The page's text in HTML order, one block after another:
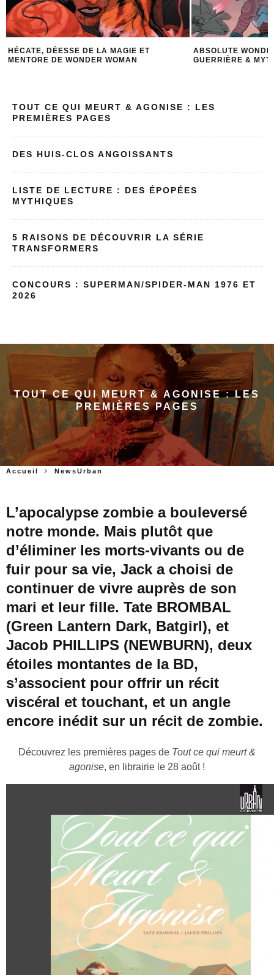
LA MAGIE ET
WOMAN
ABSOLUTE WONDER WOMAN :
GUERRIÈRE & MYTHOLOGIE GRECQUE
TOUT CE QUI MEURT & AGONISE : LES
PREMIÈRES PAGES
DES HUIS-CLOS ANGOISSANTS
LISTE DE LECTURE : DES ÉPOPÉES
MYTHIQUES
5 RAISONS DE DÉCOUVRIR LA SÉRIE
TRANSFORMERS
CONCOURS : SUPERMAN/SPIDER-MAN 1976 ET
2026
TOUT CE QUI MEURT & AGONISE : LES
PREMIÈRES PAGES
Accueil NewsUrban
L’apocalypse zombie a bouleversé
notre monde. Mais plutôt que
d’éliminer les morts-vivants ou de
fuir pour sa vie, Jack a choisi de
continuer de vivre auprès de son
mari et leur fille. Tate BROMBAL
(Green Lantern Dark, Batgirl), et
Jacob PHILLIPS (NEWBURN), deux
étoiles montantes de la BD,
s’associent pour offrir un récit
viscéral et touchant, et un angle
encore inédit sur un récit de zombie.
Découvrez les premières pages de Tout ce qui meurt &
agonise, en librairie le 28 août !